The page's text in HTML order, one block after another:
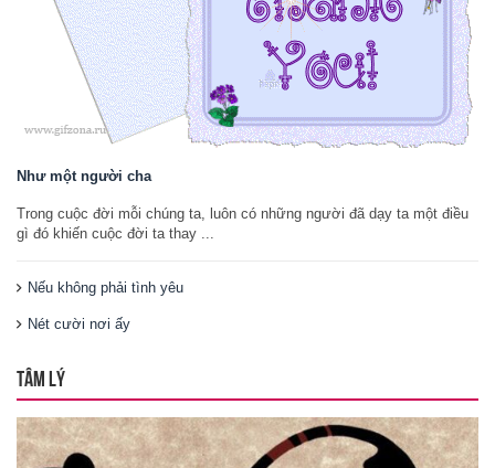
Như một người cha
Trong cuộc đời mỗi chúng ta, luôn có những người đã dạy ta một điều
gì đó khiến cuộc đời ta thay ...
Nếu không phải tình yêu
Nét cười nơi ấy
TÂM LÝ